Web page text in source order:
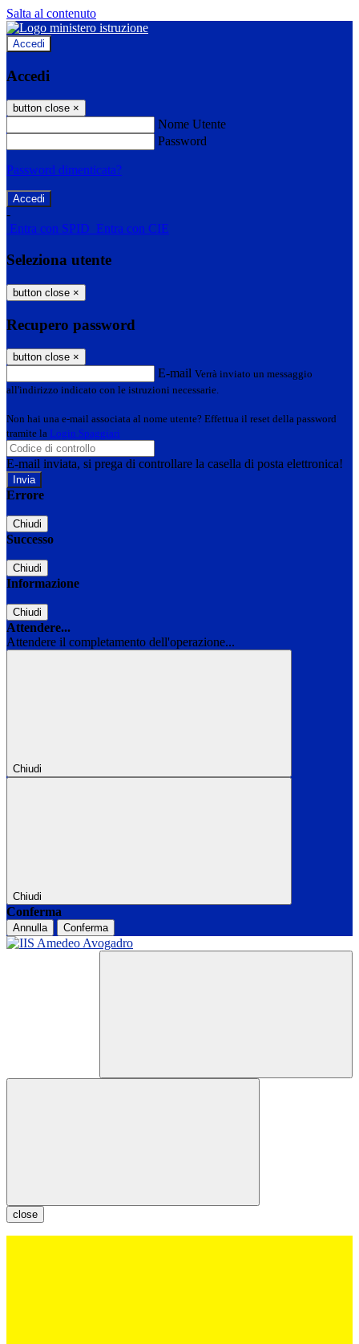
Salta al contenuto
Accedi
Accedi
button close ×
Nome Utente
Password
Password dimenticata?
-
Entra con SPID Entra con CIE
Seleziona utente
button close ×
Recupero password
button close ×
E-mail Verrà inviato un messaggio
all'indirizzo indicato con le istruzioni necessarie.
Non hai una e-mail associata al nome utente? Effettua il reset della password
tramite la Login Spaggiari
E-mail inviata, si prega di controllare la casella di posta elettronica!
Errore
Chiudi
Successo
Chiudi
Informazione
Chiudi
Attendere...
Attendere il completamento dell'operazione...
Chiudi
Chiudi
Conferma
Annulla Conferma
close